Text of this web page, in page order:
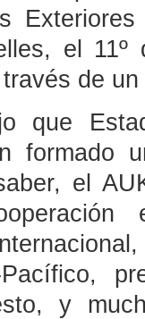
el
de
que
formado
el
Pacífico,
y